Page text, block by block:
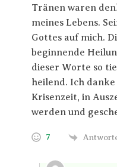
Tränen waren
meines Lebens.
Gottes auf mich.
beginnende
dieser Worte so
heilend. Ich
Krisenzeit, in
werden und
7